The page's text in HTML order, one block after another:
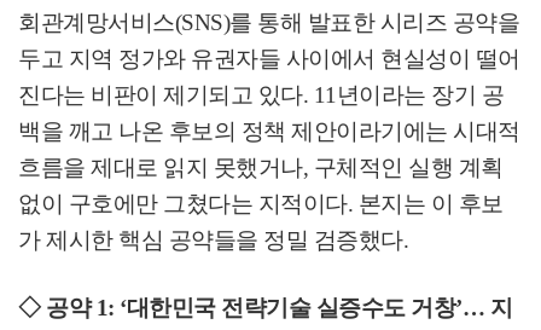
회관계망서비스(SNS)를 통해 발표한 시리즈 공약을
두고 지역 정가와 유권자들 사이에서 현실성이 떨어
진다는 비판이 제기되고 있다. 11 년이라는 장기 공
백을 깨고 나온 후보의 정책 제안이라기에는 시대적
흐름을 제대로 읽지 못했거나, 구체적인 실행 계획
없이 구호에만 그쳤다는 지적이다. 본지는 이 후보
가 제시한 핵심 공약들을 정밀 검증했다.
◇ 공약1: ‘대한민국 전략기술 실증수도 거창’… 지